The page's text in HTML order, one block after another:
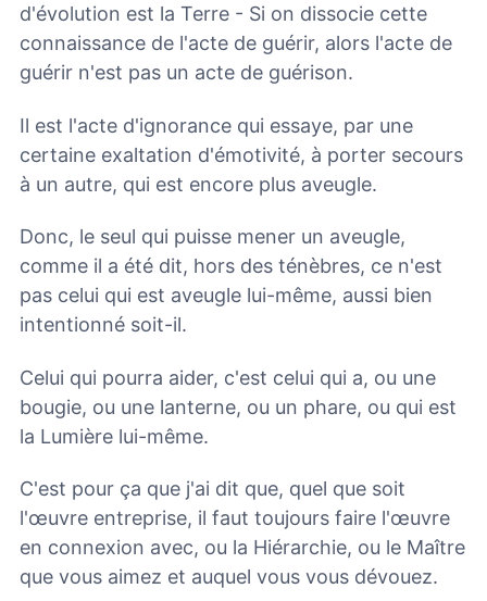
d'évolution est la Terre - Si on dissocie cette
connaissance de l'acte de guérir, alors l'acte de
guérir n'est pas un acte de guérison.
Il est l'acte d'ignorance qui essaye, par une
certaine exaltation d'émotivité, à porter secours
à un autre, qui est encore plus aveugle.
Donc, le seul qui puisse mener un aveugle,
comme il a été dit, hors des ténèbres, ce n'est
pas celui qui est aveugle lui-même, aussi bien
intentionné soit-il.
Celui qui pourra aider, c'est celui qui a, ou une
bougie, ou une lanterne, ou un phare, ou qui est
la Lumière lui-même.
C'est pour ça que j'ai dit que, quel que soit
l'œuvre entreprise, il faut toujours faire l'œuvre
en connexion avec, ou la Hiérarchie, ou le Maître
que vous aimez et auquel vous vous dévouez.